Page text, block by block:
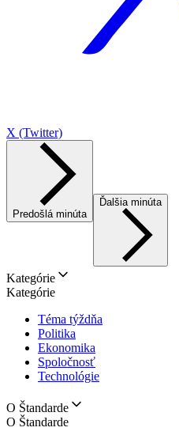
X (Twitter)
Predošlá minúta
Ďalšia minúta
Kategórie
Kategórie
Téma týždňa
Politika
Ekonomika
Spoločnosť
Technológie
O Štandarde
O Štandarde